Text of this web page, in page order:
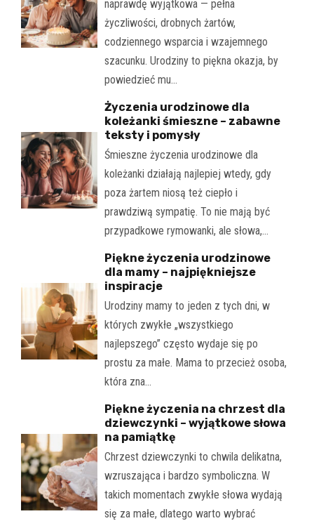
naprawdę wyjątkowa — pełna
życzliwości, drobnych żartów,
codziennego wsparcia i wzajemnego
szacunku. Urodziny to piękna okazja, by
powiedzieć mu…
Życzenia urodzinowe dla
koleżanki śmieszne – zabawne
teksty i pomysły
Śmieszne życzenia urodzinowe dla
koleżanki działają najlepiej wtedy, gdy
poza żartem niosą też ciepło i
prawdziwą sympatię. To nie mają być
przypadkowe rymowanki, ale słowa,…
Piękne życzenia urodzinowe
dla mamy – najpiękniejsze
inspiracje
Urodziny mamy to jeden z tych dni, w
których zwykłe „wszystkiego
najlepszego” często wydaje się po
prostu za małe. Mama to przecież osoba,
która zna…
Piękne życzenia na chrzest dla
dziewczynki – wyjątkowe słowa
na pamiątkę
Chrzest dziewczynki to chwila delikatna,
wzruszająca i bardzo symboliczna. W
takich momentach zwykłe słowa wydają
się za małe, dlatego warto wybrać